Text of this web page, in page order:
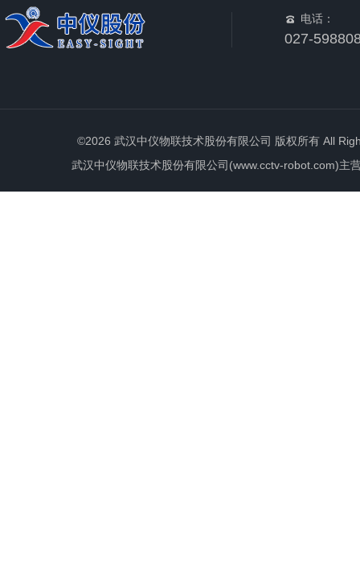
电话：
027-
©2026 武汉中仪物联技术股份有限公司 版权所有 All
武汉中仪物联技术股份有限公司(www.cctv-robot.com)主